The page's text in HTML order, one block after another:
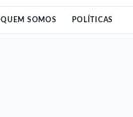
QUEM SOMOS POLÍTICAS